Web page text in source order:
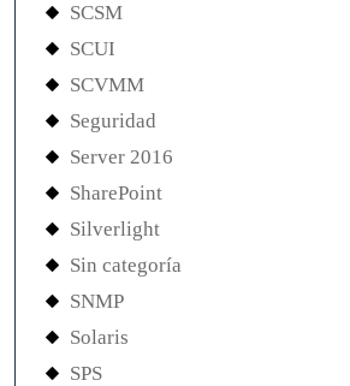
SCSM
SCUI
SCVMM
Seguridad
Server 2016
SharePoint
Silverlight
Sin categoría
SNMP
Solaris
SPS